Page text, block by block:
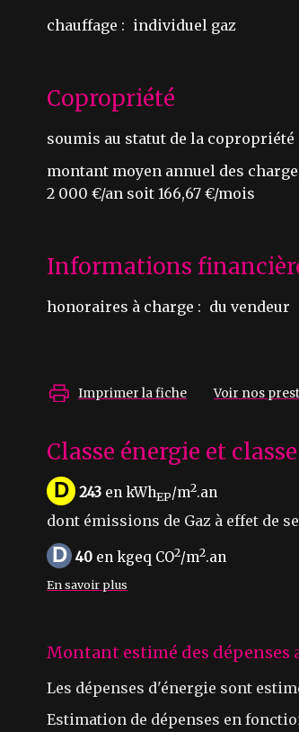
chauffage : individuel gaz
Copropriété
soumis au statut de la copropriété
montant moyen annuel des
2 000 €/an soit 166,67 €/mois
Informations
honoraires à charge : du vendeur
Imprimer la fiche Voir nos
Classe énergie et
D 243 en kWhEP/m2.an
dont émissions de Gaz à effet de
D 40 en kgeq CO2/m2.an
En savoir plus
Montant estimé des dépenses
Les dépenses d'énergie sont
Estimation de dépenses en